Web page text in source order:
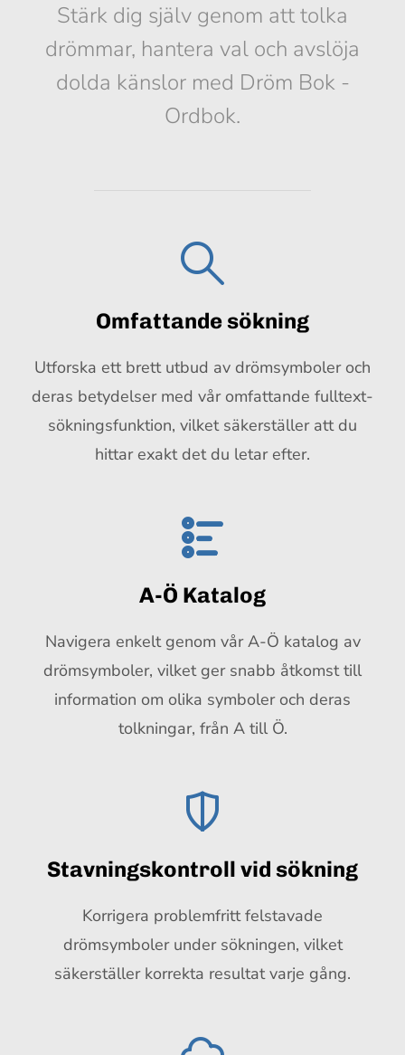
Stärk dig själv genom att tolka
drömmar, hantera val och avslöja
dolda känslor med Dröm Bok -
Ordbok.
Omfattande sökning
Utforska ett brett utbud av drömsymboler och
deras betydelser med vår omfattande fulltext-
sökningsfunktion, vilket säkerställer att du
hittar exakt det du letar efter.
A-Ö Katalog
Navigera enkelt genom vår A-Ö katalog av
drömsymboler, vilket ger snabb åtkomst till
information om olika symboler och deras
tolkningar, från A till Ö.
Stavningskontroll vid sökning
Korrigera problemfritt felstavade
drömsymboler under sökningen, vilket
säkerställer korrekta resultat varje gång.